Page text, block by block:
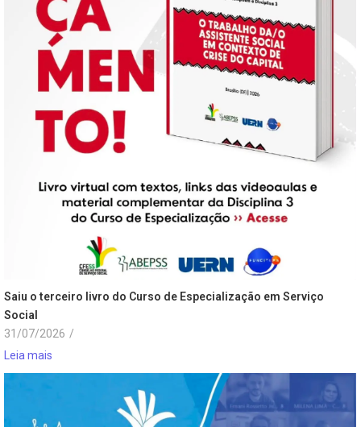
Saiu o terceiro livro do Curso de Especialização em Serviço
Social
31/07/2026 /
Leia mais